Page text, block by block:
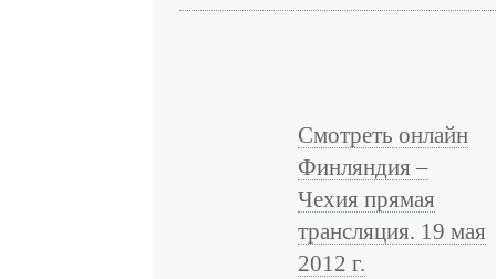
Смотреть онлайн
Финляндия –
Чехия прямая
трансляция. 19 мая
2012 г.